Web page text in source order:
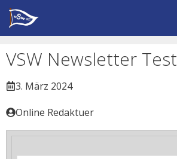
Zum
Inhalt
springen
VSW Newsletter Test
3. März 2024
Online Redaktuer